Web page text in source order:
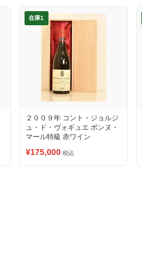
在庫1
２００９年 コント・ジョルジ
ュ・ド・ヴォギュエ ボンヌ・
マール特級 赤ワイン
¥175,000 税込